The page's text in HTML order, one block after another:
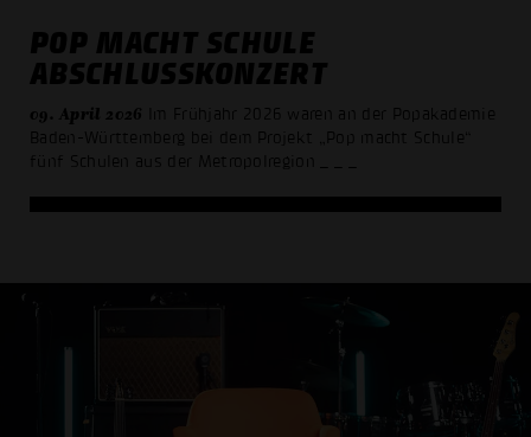
POP MACHT SCHULE
ABSCHLUSSKONZERT
09. April 2026
Im Frühjahr 2026 waren an der Popakademie
Baden-Württemberg bei dem Projekt „Pop macht Schule“
fünf Schulen aus der Metropolregion